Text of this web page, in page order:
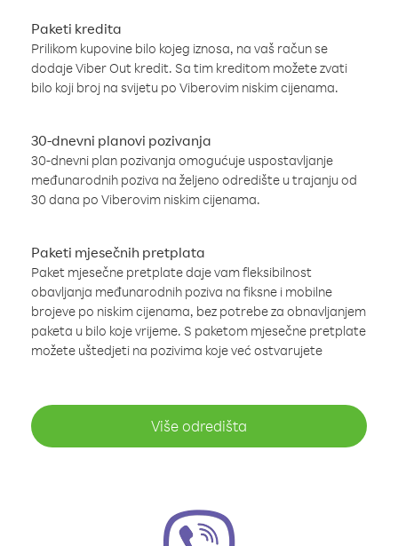
Paketi kredita
Prilikom kupovine bilo kojeg iznosa, na vaš račun se
dodaje Viber Out kredit. Sa tim kreditom možete zvati
bilo koji broj na svijetu po Viberovim niskim cijenama.
30-dnevni planovi pozivanja
30-dnevni plan pozivanja omogućuje uspostavljanje
međunarodnih poziva na željeno odredište u trajanju od
30 dana po Viberovim niskim cijenama.
Paketi mjesečnih pretplata
Paket mjesečne pretplate daje vam fleksibilnost
obavljanja međunarodnih poziva na fiksne i mobilne
brojeve po niskim cijenama, bez potrebe za obnavljanjem
paketa u bilo koje vrijeme. S paketom mjesečne pretplate
možete uštedjeti na pozivima koje već ostvarujete
Više odredišta